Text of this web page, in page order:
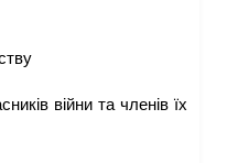
війни та членів їх